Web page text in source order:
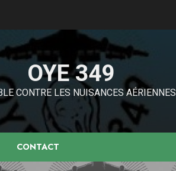
OYE 349
CONTRE LES NUISANCES AÉRIENNES
CONTACT